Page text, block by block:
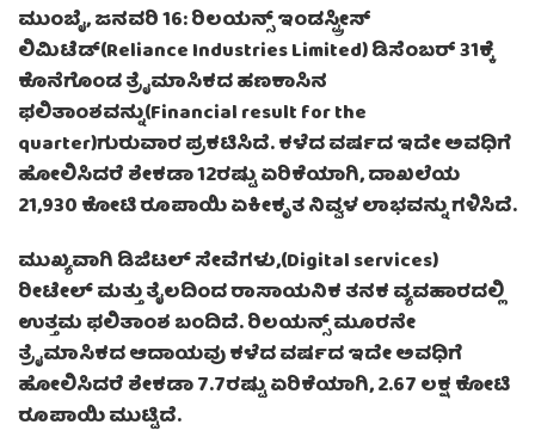
ಮುಂಬೈ, ಜನವರಿ 16: ರಿಲಯನ್ಸ್ ಇಂಡಸ್ಟ್ರೀಸ್
ಲಿಮಿಟೆಡ್(Reliance Industries Limited) ಡಿಸೆಂಬರ್ 31ಕ್ಕೆ
ಕೊನೆಗೊಂಡ ತ್ರೈಮಾಸಿಕದ ಹಣಕಾಸಿನ
ಫಲಿತಾಂಶವನ್ನು(Financial result for the
quarter)ಗುರುವಾರ ಪ್ರಕಟಿಸಿದೆ. ಕಳೆದ ವರ್ಷದ ಇದೇ ಅವಧಿಗೆ
ಹೋಲಿಸಿದರೆ ಶೇಕಡಾ 12ರಷ್ಟು ಏರಿಕೆಯಾಗಿ, ದಾಖಲೆಯ
21,930 ಕೋಟಿ ರೂಪಾಯಿ ಏಕೀಕೃತ ನಿವ್ವಳ ಲಾಭವನ್ನು ಗಳಿಸಿದೆ.
ಮುಖ್ಯವಾಗಿ ಡಿಜಿಟಲ್ ಸೇವೆಗಳು,(Digital services)
ರೀಟೇಲ್ ಮತ್ತು ತೈಲದಿಂದ ರಾಸಾಯನಿಕ ತನಕ ವ್ಯವಹಾರದಲ್ಲಿ
ಉತ್ತಮ ಫಲಿತಾಂಶ ಬಂದಿದೆ. ರಿಲಯನ್ಸ್ ಮೂರನೇ
ತ್ರೈಮಾಸಿಕದ ಆದಾಯವು ಕಳೆದ ವರ್ಷದ ಇದೇ ಅವಧಿಗೆ
ಹೋಲಿಸಿದರೆ ಶೇಕಡಾ 7.7ರಷ್ಟು ಏರಿಕೆಯಾಗಿ, 2.67 ಲಕ್ಷ ಕೋಟಿ
ರೂಪಾಯಿ ಮುಟ್ಟಿದೆ.